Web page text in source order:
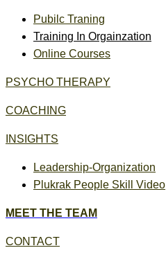
Pubilc Traning
Training In Orgainzation
Online Courses
PSYCHO THERAPY
COACHING
INSIGHTS
Leadership-Organization
Plukrak People Skill Video
MEET THE TEAM
CONTACT